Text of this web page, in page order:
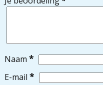
Naam *
E-mail *